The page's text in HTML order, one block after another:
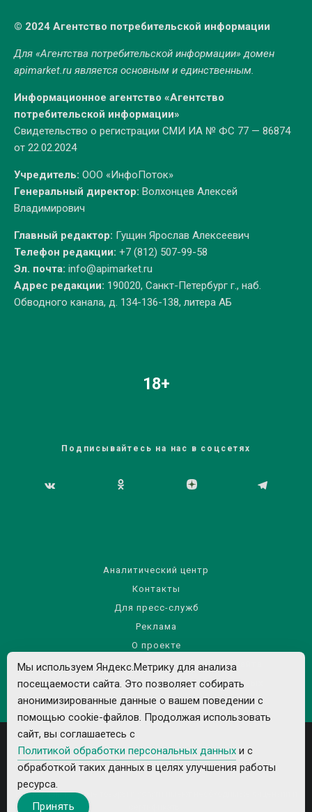
© 2024 Агентство потребительской информации
Для «Агентства потребительской информации» домен
apimarket.ruявляется основным и единственным.
Информационное агентство «Агентство
потребительской информации»
Свидетельство о регистрации СМИ ИА № ФС 77 — 86874
от 22.02.2024
Учредитель: ООО «ИнфоПоток»
Генеральный директор: Волхонцев Алексей
Владимирович
Главный редактор: Гущин Ярослав Алексеевич
Телефон редакции: +7 (812) 507-99-58
Эл. почта: info@apimarket.ru
Адрес редакции: 190020, Санкт-Петербург г., наб.
Обводного канала, д. 134-136-138, литера АБ
18+
Подписывайтесь на нас в соцсетях
Аналитический центр
Контакты
Для пресс-служб
Реклама
О проекте
Правила использования материалов сайта
Политика обработки персональных данных
Все рекламируемые товары и услуги имеют необходимые лицензии и
Мы используем Яндекс.Метрику для анализа
посещаемости сайта. Это позволяет собирать
анонимизированные данные о вашем поведении с
помощью cookie-файлов. Продолжая использовать
сайт, вы соглашаетесь с
Политикой обработки персональных данных и с
обработкой таких данных в целях улучшения работы
ресурса.
Принять